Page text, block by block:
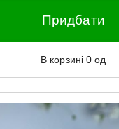
Придбати
В корзині0 од